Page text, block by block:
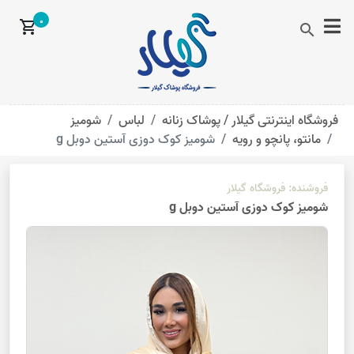
search
shopping_cart0
فروشگاه اینترنتی گیلار /پوشاک زنانه لباس
شومیز
مانتو، پانچو و رویه
شومیز کوک دوزی آستین دوبل g
فروشنده: فروشگاه گیلار
شومیز کوک دوزی آستین دوبل g